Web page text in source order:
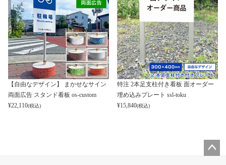
【自由なデザイン】 まかせなサイン
両面広告 スタンド看板 os-custom
¥22,110(税込)
特注 2本足支柱付き看板 面オーダー
埋め込みプレート ssl-toku
¥15,840(税込)